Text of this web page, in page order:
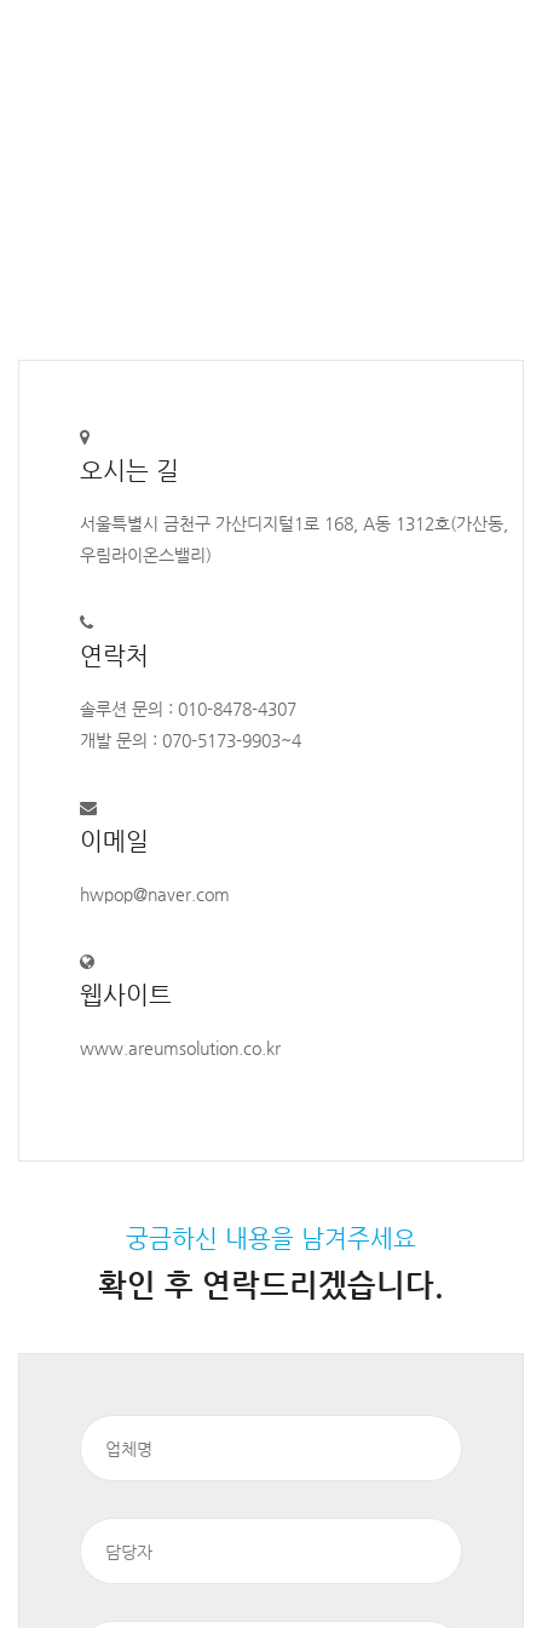
오시는 길
서울특별시 금천구 가산디지털1로 168, A동 1312호(가산동,
우림라이온스밸리)
연락처
솔루션 문의 : 010-8478-4307
개발 문의 : 070-5173-9903~4
이메일
hwpop@naver.com
웹사이트
www.areumsolution.co.kr
궁금하신 내용을 남겨주세요
확인 후 연락드리겠습니다.